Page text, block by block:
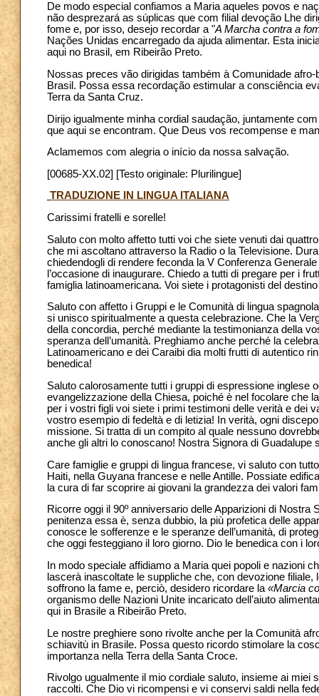
De modo especial confiamos a Maria aqueles povos e
não desprezará as súplicas que com filial devoção Lhe
fome e, por isso, desejo recordar a "A Marcha contra a
Nações Unidas encarregado da ajuda alimentar. Esta
aqui no Brasil, em Ribeirão Preto.
Nossas preces vão dirigidas também à Comunidade
Brasil. Possa essa recordação estimular a consciência
Terra da Santa Cruz.
Dirijo igualmente minha cordial saudação, juntamente
que aqui se encontram. Que Deus vos recompense e
Aclamemos com alegria o início da nossa salvação.
[00685-XX.02] [Testo originale: Plurilingue]
TRADUZIONE IN LINGUA ITALIANA
Carissimi fratelli e sorelle!
Saluto con molto affetto tutti voi che siete venuti dai
che mi ascoltano attraverso la Radio o la Televisione.
chiedendogli di rendere feconda la V Conferenza
l’occasione di inaugurare. Chiedo a tutti di pregare per i
famiglia latinoamericana. Voi siete i protagonisti del
Saluto con affetto i Gruppi e le Comunità di lingua
si unisco spiritualmente a questa celebrazione. Che la
della concordia, perché mediante la testimonianza della
speranza dell’umanità. Preghiamo anche perché la
Latinoamericano e dei Caraibi dia molti frutti di autentico
benedica!
Saluto calorosamente tutti i gruppi di espressione inglese
evangelizzazione della Chiesa, poiché è nel focolare che
per i vostri figli voi siete i primi testimoni delle verità e dei
vostro esempio di fedeltà e di letizia! In verità, ogni
missione. Si tratta di un compito al quale nessuno
anche gli altri lo conoscano! Nostra Signora di
Care famiglie e gruppi di lingua francese, vi saluto con
Haiti, nella Guyana francese e nelle Antille. Possiate
la cura di far scoprire ai giovani la grandezza dei valori
Ricorre oggi il 90º anniversario delle Apparizioni di
penitenza essa è, senza dubbio, la più profetica delle
conosce le sofferenze e le speranze dell’umanità, di
che oggi festeggiano il loro giorno. Dio le benedica con i
In modo speciale affidiamo a Maria quei popoli e nazioni
lascerà inascoltate le suppliche che, con devozione
soffrono la fame e, perciò, desidero ricordare la «Marcia
organismo delle Nazioni Unite incaricato dell’aiuto
qui in Brasile a Ribeirão Preto.
Le nostre preghiere sono rivolte anche per la Comunità
schiavitù in Brasile. Possa questo ricordo stimolare la
importanza nella Terra della Santa Croce.
Rivolgo ugualmente il mio cordiale saluto, insieme ai
raccolti. Che Dio vi ricompensi e vi conservi saldi nella